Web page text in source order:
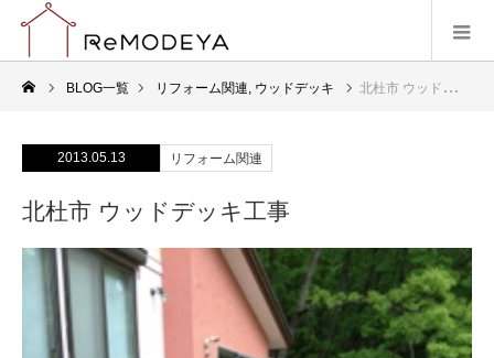
BLOG一覧 リフォーム関連, ウッドデッキ 北杜市 ウッドデッキ工事
2013.05.13 リフォーム関連
北杜市 ウッドデッキ工事